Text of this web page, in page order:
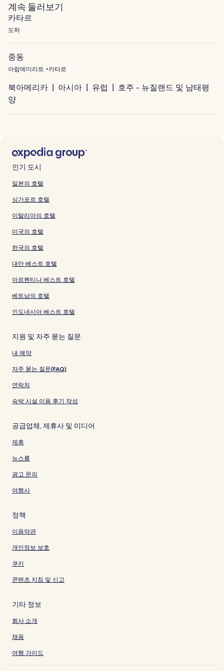
계속 둘러보기
카타르
도하
중동
아랍에미리트 카타르
북아메리카 아시아 유럽
호주 - 뉴질랜드 및 남태평
양
인기 도시
일본의 호텔
싱가포르 호텔
이탈리아의 호텔
미국의 호텔
한국의 호텔
대만 베스트 호텔
아르헨티나 베스트 호텔
베트남의 호텔
인도네시아 베스트 호텔
지원 및 자주 묻는 질문
내 예약
자주 묻는 질문(FAQ)
연락처
숙박 시설 이용 후기 작성
공급업체, 제휴사 및 미디어
제휴
뉴스룸
광고 문의
여행사
정책
이용약관
개인정보 보호
쿠키
콘텐츠 지침 및 신고
기타 정보
회사 소개
채용
여행 가이드